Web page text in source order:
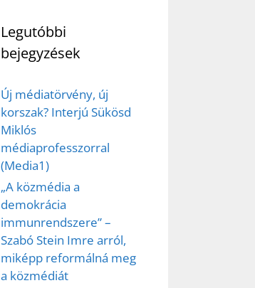
Legutóbbi
bejegyzések
Új médiatörvény, új
korszak? Interjú Sükösd
Miklós
médiaprofesszorral
(Media1)
„A közmédia a
demokrácia
immunrendszere” –
Szabó Stein Imre arról,
miképp reformálná meg
a közmédiát